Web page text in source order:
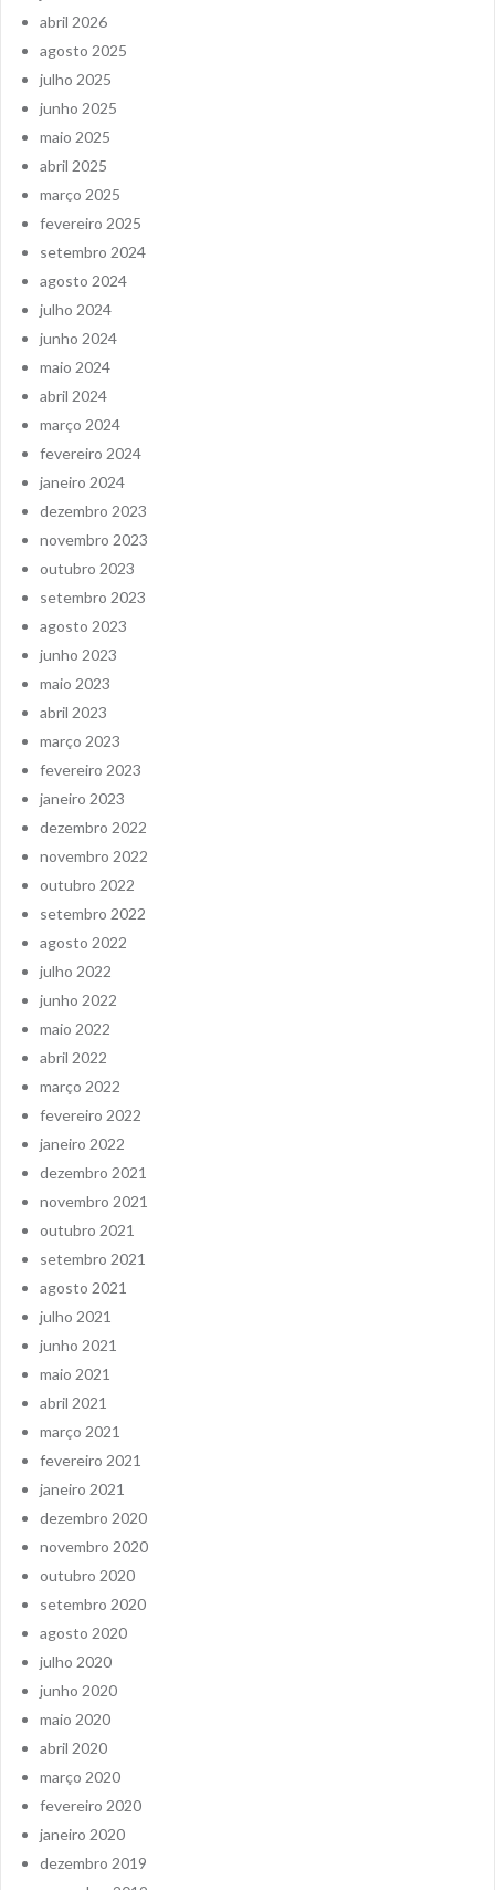
abril 2026
agosto 2025
julho 2025
junho 2025
maio 2025
abril 2025
março 2025
fevereiro 2025
setembro 2024
agosto 2024
julho 2024
junho 2024
maio 2024
abril 2024
março 2024
fevereiro 2024
janeiro 2024
dezembro 2023
novembro 2023
outubro 2023
setembro 2023
agosto 2023
junho 2023
maio 2023
abril 2023
março 2023
fevereiro 2023
janeiro 2023
dezembro 2022
novembro 2022
outubro 2022
setembro 2022
agosto 2022
julho 2022
junho 2022
maio 2022
abril 2022
março 2022
fevereiro 2022
janeiro 2022
dezembro 2021
novembro 2021
outubro 2021
setembro 2021
agosto 2021
julho 2021
junho 2021
maio 2021
abril 2021
março 2021
fevereiro 2021
janeiro 2021
dezembro 2020
novembro 2020
outubro 2020
setembro 2020
agosto 2020
julho 2020
junho 2020
maio 2020
abril 2020
março 2020
fevereiro 2020
janeiro 2020
dezembro 2019